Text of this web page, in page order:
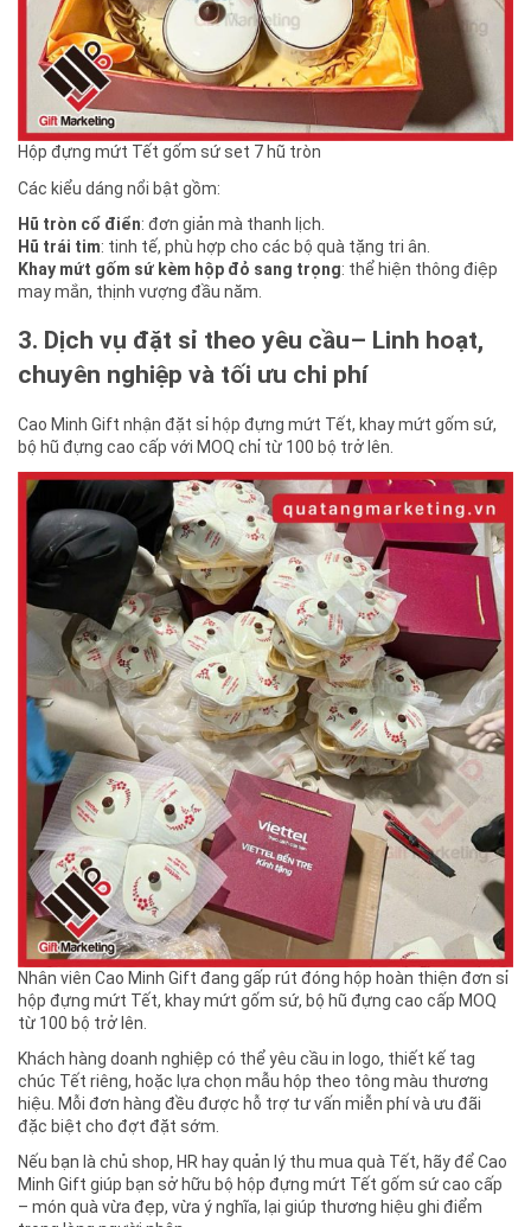
Hộp đựng mứt Tết gốm sứ set 7 hũ tròn
Các kiểu dáng nổi bật gồm:
Hũ tròn cổ điển: đơn giản mà thanh lịch.
Hũ trái tim: tinh tế, phù hợp cho các bộ quà tặng tri ân.
Khay mứt gốm sứ kèm hộp đỏ sang trọng: thể hiện thông điệp
may mắn, thịnh vượng đầu năm.
3. Dịch vụ đặt sỉ theo yêu cầu– Linh hoạt,
chuyên nghiệp và tối ưu chi phí
Cao Minh Gift nhận đặt sỉ hộp đựng mứt Tết, khay mứt gốm sứ,
bộ hũ đựng cao cấp với MOQ chỉ từ 100 bộ trở lên.
Nhân viên Cao Minh Gift đang gấp rút đóng hộp hoàn thiện đơn sỉ
hộp đựng mứt Tết, khay mứt gốm sứ, bộ hũ đựng cao cấp MOQ
từ 100 bộ trở lên.
Khách hàng doanh nghiệp có thể yêu cầu in logo, thiết kế tag
chúc Tết riêng, hoặc lựa chọn mẫu hộp theo tông màu thương
hiệu. Mỗi đơn hàng đều được hỗ trợ tư vấn miễn phí và ưu đãi
đặc biệt cho đợt đặt sớm.
Nếu bạn là chủ shop, HR hay quản lý thu mua quà Tết, hãy để Cao
Minh Gift giúp bạn sở hữu bộ hộp đựng mứt Tết gốm sứ cao cấp
– món quà vừa đẹp, vừa ý nghĩa, lại giúp thương hiệu ghi điểm